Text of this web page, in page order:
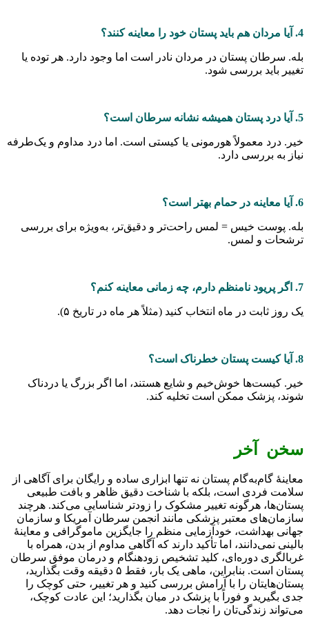
پستان در مردان نادر است اما وجود دارد. هر توده یا
بررسی شود.
معمولاً هورمونی یا کیستی است. اما درد مداوم و یک‌طرفه
بررسی دارد.
خیس = لمس راحت‌تر و دقیق‌تر، به‌ویژه برای بررسی
و لمس.
در ماه انتخاب کنید (مثلاً هر ماه در تاریخ ۵).
خوش‌خیم و شایع هستند، اما اگر بزرگ یا دردناک
ممکن است تخلیه کند.
آخر
پستان نه تنها ابزاری ساده و رایگان برای آگاهی از
فردی است، بلکه با شناخت دقیق ظاهر و بافت طبیعی
هرگونه تغییر مشکوک را زودتر شناسایی می‌کند. هرچند
معتبر پزشکی مانند انجمن سرطان آمریکا و سازمان
خودآزمایی منظم را جایگزین ماموگرافی و معاینهٔ
اما تأکید دارند که آگاهی مداوم از بدن، همراه با
دوره‌ای، کلید تشخیص زودهنگام و درمان موفق سرطان
پستان است. بنابراین، ماهی یک بار، فقط ۵ دقیقه وقت بگذارید،
را با آرامش بررسی کنید و هر تغییر، حتی کوچک را
و فوراً با پزشک در میان بگذارید؛ این عادت کوچک،
زندگی‌تان را نجات دهد.